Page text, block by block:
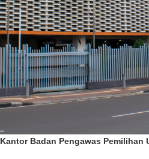
Kantor Badan Pengawas Pemilihan